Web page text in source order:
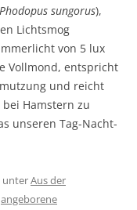
Phodopus sungorus),
Lichtsmog
von 5 lux
Vollmond, entspricht
und reicht
Hamstern zu
unseren Tag-Nacht-
unterAus der
angeborene